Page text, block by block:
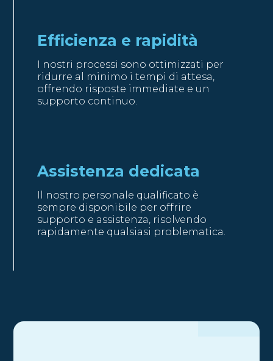
Efficienza e rapidità
I nostri processi sono ottimizzati per
ridurre al minimo i tempi di attesa,
offrendo risposte immediate e un
supporto continuo.
Assistenza dedicata
Il nostro personale qualificato è
sempre disponibile per offrire
supporto e assistenza, risolvendo
rapidamente qualsiasi problematica.